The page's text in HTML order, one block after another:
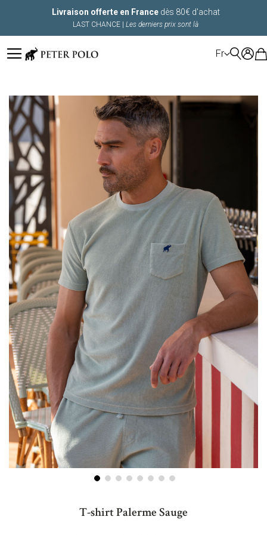
Livraison offerte en France dès 80€ d'achat
LAST CHANCE |Les derniers prix sont là
LANGUE
Fr
T-shirt Palerme Sauge
Skip
to
the
end
of
the
images
gallery